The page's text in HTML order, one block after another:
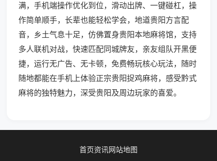
满，手机端操作优化到位，滑动出牌、一键碰杠，操
作简单顺手，长辈也能轻松学会，地道贵阳方言配
音，乡土气息十足，仿佛置身贵阳本地麻将馆，支持
多人联机对战，快速匹配同城牌友，亲友组队开黑便
捷，运行无广告、无卡顿，免费畅玩核心玩法，随时
随地都能在手机上体验正宗贵阳捉鸡麻将，感受黔式
麻将的独特魅力，深受贵阳及周边玩家的喜爱。
首页资讯网站地图